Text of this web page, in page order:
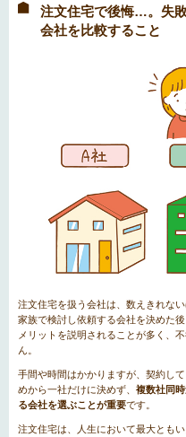
注文住宅で後悔…。失
会社を比較すること
注文住宅を扱う会社は、数えきれない
家族で検討し依頼する会社を決めた
メリットを説明されることが多く、
ん。
手間や時間はかかりますが、契約し
めから一社だけに決めず、 複数社同
る会社を選ぶことが重要です。
注文住宅は、人生において最大ともい